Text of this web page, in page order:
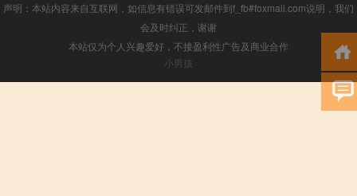
声明：本站内容来自互联网，如信息有错误可发邮件到f_fb#foxmail.com说明，我们
会及时纠正，谢谢
本站仅为个人兴趣爱好，不接盈利性广告及商业合作
小男孩